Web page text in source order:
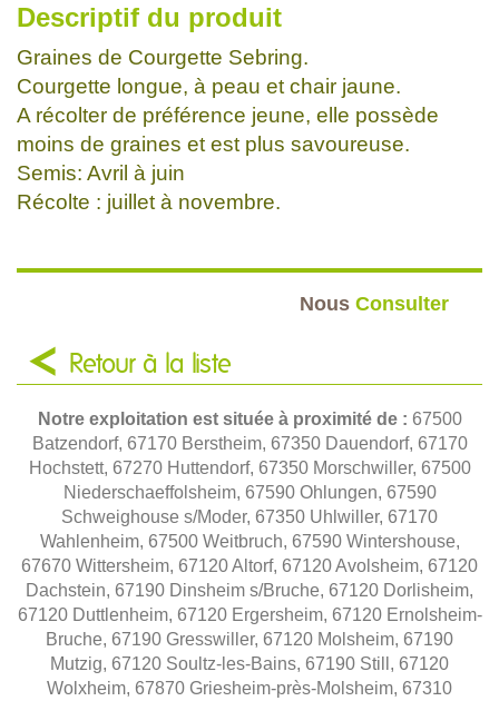
Descriptif du produit
Graines de Courgette Sebring.
Courgette longue, à peau et chair jaune.
A récolter de préférence jeune, elle possède
moins de graines et est plus savoureuse.
Semis: Avril à juin
Récolte : juillet à novembre.
Nous Consulter
Retour à la liste
Notre exploitation est située à proximité de : 67500
Batzendorf, 67170 Berstheim, 67350 Dauendorf, 67170
Hochstett, 67270 Huttendorf, 67350 Morschwiller, 67500
Niederschaeffolsheim, 67590 Ohlungen, 67590
Schweighouse s/Moder, 67350 Uhlwiller, 67170
Wahlenheim, 67500 Weitbruch, 67590 Wintershouse,
67670 Wittersheim, 67120 Altorf, 67120 Avolsheim, 67120
Dachstein, 67190 Dinsheim s/Bruche, 67120 Dorlisheim,
67120 Duttlenheim, 67120 Ergersheim, 67120 Ernolsheim-
Bruche, 67190 Gresswiller, 67120 Molsheim, 67190
Mutzig, 67120 Soultz-les-Bains, 67190 Still, 67120
Wolxheim, 67870 Griesheim-près-Molsheim, 67310